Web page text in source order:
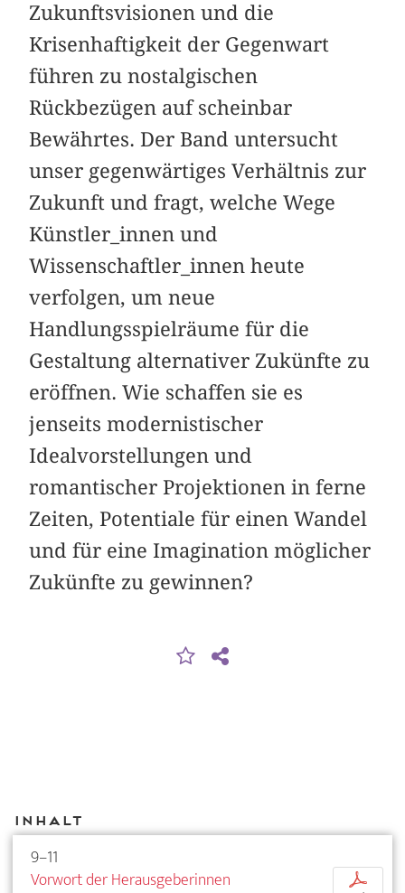
Zukunftsvisionen und die
Krisenhaftigkeit der Gegenwart
führen zu nostalgischen
Rückbezügen auf scheinbar
Bewährtes. Der Band untersucht
unser gegenwärtiges Verhältnis zur
Zukunft und fragt, welche Wege
Künstler_innen und
Wissenschaftler_innen heute
verfolgen, um neue
Handlungsspielräume für die
Gestaltung alternativer Zukünfte zu
eröffnen. Wie schaffen sie es
jenseits modernistischer
Idealvorstellungen und
romantischer Projektionen in ferne
Zeiten, Potentiale für einen Wandel
und für eine Imagination möglicher
Zukünfte zu gewinnen?
Inhalt
9–11
Vorwort der Herausgeberinnen
p